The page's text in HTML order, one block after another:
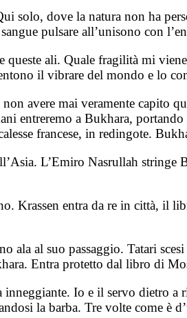
solo, dove la natura non ha
pulsare all’unisono con
queste ali. Quale fragilità mi
il vibrare del mondo e lo
avere mai veramente capito
entreremo a Bukhara,
francese, in redingote.
L’Emiro Nasrullah stringe
Krassen entra da re in città, il
al suo passaggio. Tatari
Entra protetto dal libro di
inneggiante. Io e il servo dietro
la barba. Tre volte come è